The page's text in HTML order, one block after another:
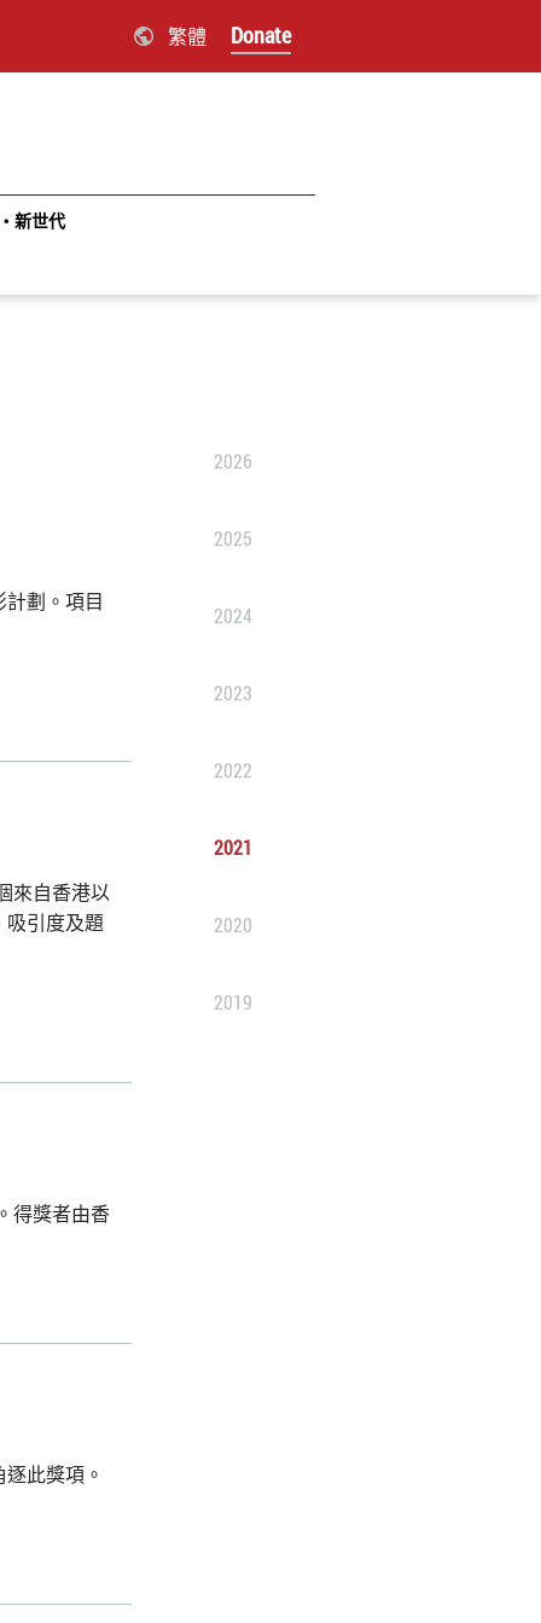
繁體 Donate
新世代
劃。項目
來自香港以
吸引度及題
得獎者由香
此獎項。
2026
2025
2024
2023
2022
2021
2020
2019